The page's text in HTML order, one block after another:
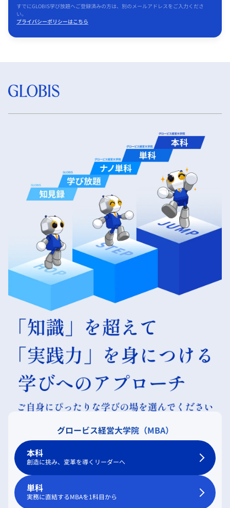
すでにGLOBIS学び放題へご登録済みの方は、別のメールアドレスをご入力くださ
い。
プライバシーポリシーはこちら
グロービス経営大学院（MBA）
本科
創造に挑み、変革を導くリーダーへ
単科
実務に直結するMBAを1科目から